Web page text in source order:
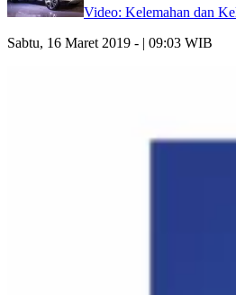
Video: Kelemahan dan
Sabtu, 16 Maret 2019 - | 09:03 WIB